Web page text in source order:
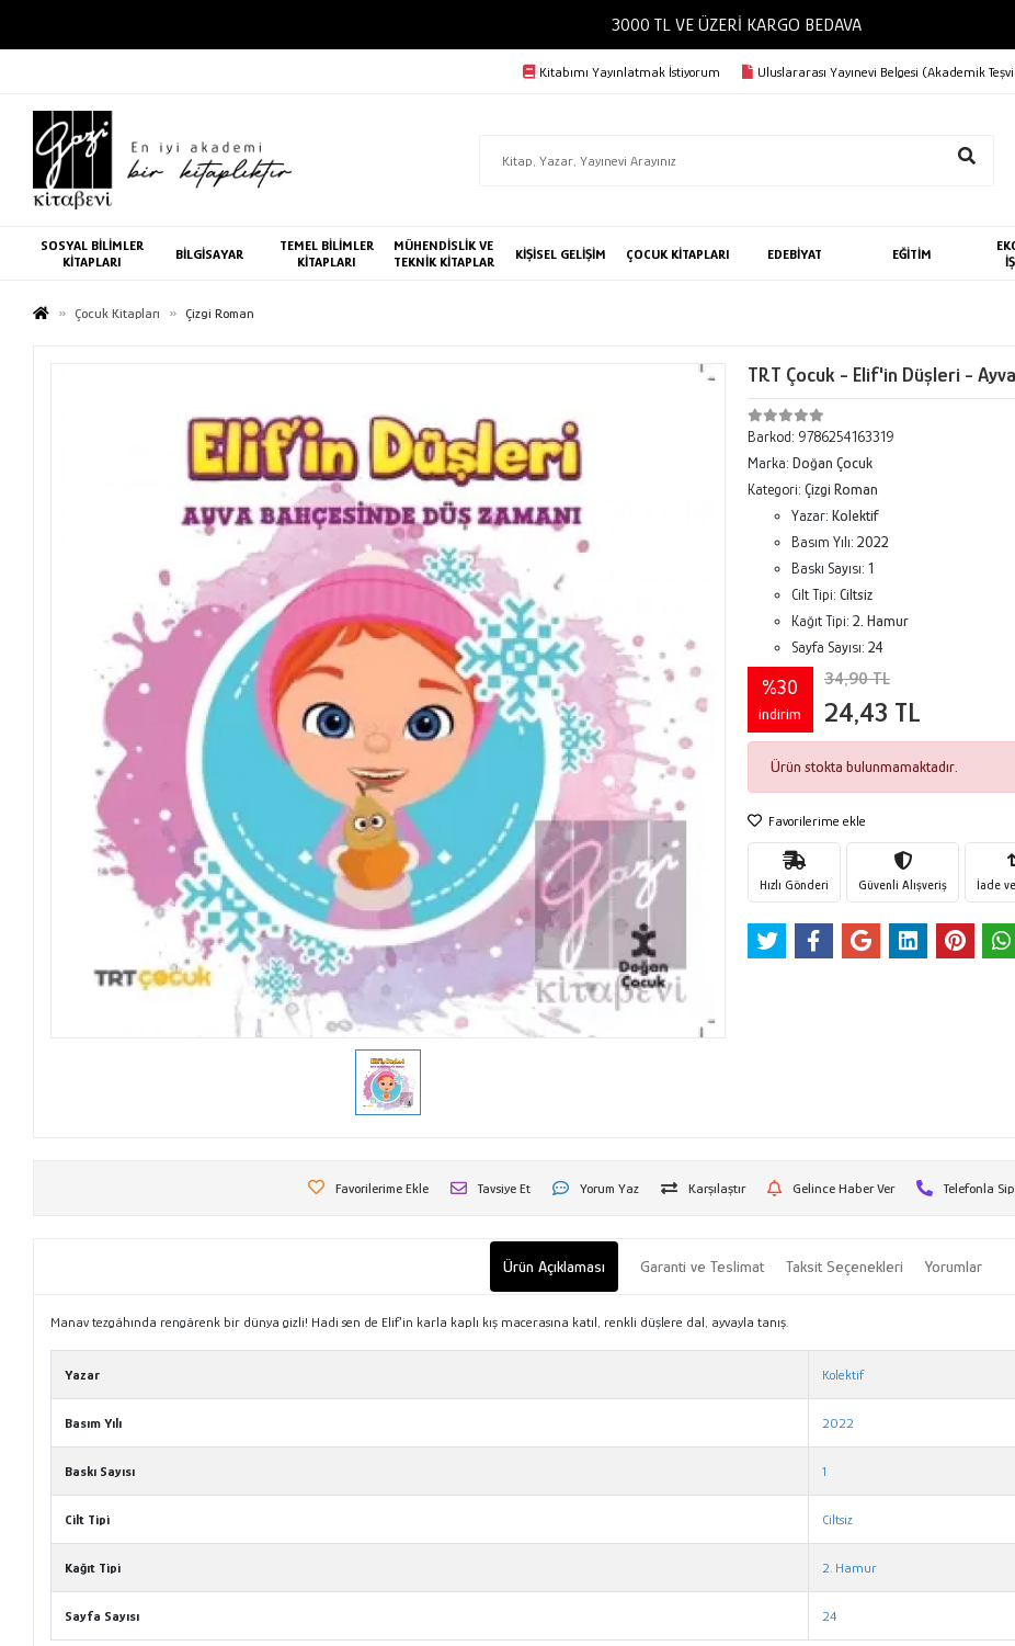
3000 TL VE ÜZERİ KARGO
Kitabımı Yayınlatmak İstiyorum Uluslararası Yayınevi Belgesi (Akademik
SOSYAL BİLİMLER
KİTAPLARI
BİLGİSAYAR
TEMEL BİLİMLER
KİTAPLARI
MÜHENDİSLİK VE
TEKNİK KİTAPLAR
KİŞİSEL GELİŞİM ÇOCUK KİTAPLARI EDEBİYAT EĞİTİM
Çocuk Kitapları Çizgi Roman
TRT Çocuk - Elif'in Düşleri -
Barkod: 9786254163319
Marka: Doğan Çocuk
Kategori: Çizgi Roman
Yazar: Kolektif
Basım Yılı: 2022
Baskı Sayısı: 1
Cilt Tipi: Ciltsiz
Kağıt Tipi: 2. Hamur
Sayfa Sayısı: 24
%30
indirim
34,90 TL
24,43 TL
Ürün stokta bulunmamaktadır.
Favorilerime ekle
Hızlı Gönderi Güvenli Alışveriş İade
Favorilerime Ekle Tavsiye Et Yorum Yaz Karşılaştır Gelince Haber Ver Telefonla
Ürün Açıklaması Garanti ve Teslimat Taksit Seçenekleri Yorumlar
Manav tezgâhında rengârenk bir dünya gizli! Hadi sen de Elif’in karla kaplı kış macerasına katıl, renkli düşlere dal, ayvayla tanış.
Yazar Kolektif
Basım Yılı 2022
Baskı Sayısı 1
Cilt Tipi Ciltsiz
Kağıt Tipi 2. Hamur
Sayfa Sayısı 24